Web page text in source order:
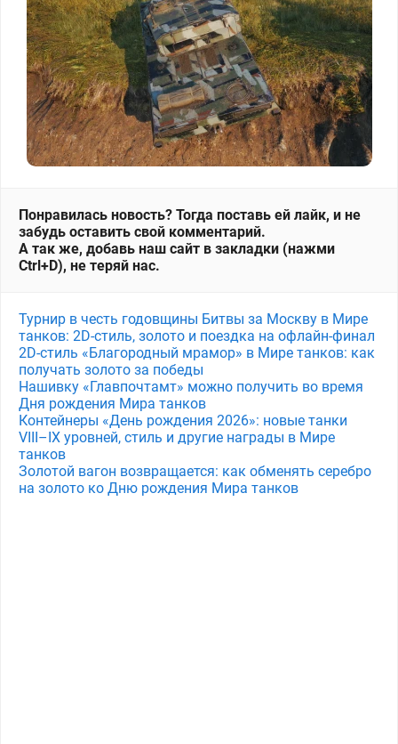
Понравилась новость? Тогда поставь ей лайк, и не
забудь оставить свой комментарий.
А так же, добавь наш сайт в закладки (нажми
Ctrl+D), не теряй нас.
Турнир в честь годовщины Битвы за Москву в Мире
танков: 2D-стиль, золото и поездка на офлайн-финал
2D-стиль «Благородный мрамор» в Мире танков: как
получать золото за победы
Нашивку «Главпочтамт» можно получить во время
Дня рождения Мира танков
Контейнеры «День рождения 2026»: новые танки
VIII–IX уровней, стиль и другие награды в Мире
танков
Золотой вагон возвращается: как обменять серебро
на золото ко Дню рождения Мира танков